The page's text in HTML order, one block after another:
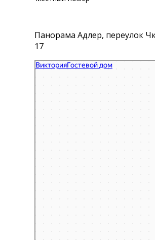
Панорама Адлер, переулок
17
Виктория
Гостиница в Сочи